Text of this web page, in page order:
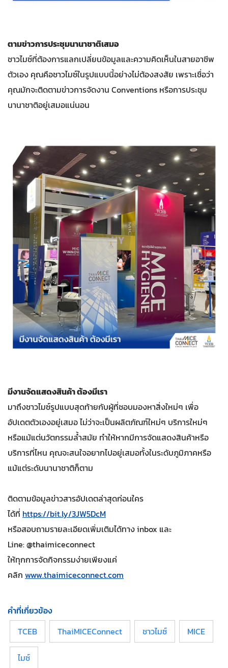
ตามข่าวการประชุมนานาชาติเสมอ
ชาวไมซ์ที่ต้องการแลกเปลี่ยนข้อมูลและความคิดเห็นในสายอาชีพ
ตัวเอง คุณคือชาวไมซ์ในรูปแบบนี้อย่างไม่ต้องสงสัย เพราะเชื่อว่า
คุณมักจะติดตามข่าวการจัดงาน Conventions หรือการประชุม
นานาชาติอยู่เสมอแน่นอน
มีงานจัดแสดงสินค้า ต้องมีเรา
มาถึงชาวไมซ์รูปแบบสุดท้ายกับผู้ที่ชอบมองหาสิ่งใหม่ๆ เพื่อ
อัปเดตตัวเองอยู่เสมอ ไม่ว่าจะเป็นผลิตภัณฑ์ใหม่ๆ บริการใหม่ๆ
หรือแม้แต่นวัตกรรมล้ำสมัย ทำให้หากมีการจัดแสดงสินค้าหรือ
บริการที่ไหน คุณจะสนใจอยากไปอยู่เสมอทั้งในระดับภูมิภาคหรือ
แม้แต่ระดับนานาชาติก็ตาม
ติดตามข้อมูลข่าวสารอัปเดตล่าสุดก่อนใคร
ได้ที่ https://bit.ly/3JW5DcM
หรือสอบถามรายละเอียดเพิ่มเติมได้ทาง inbox และ
Line: @thaimiceconnect
ให้ทุกการจัดกิจกรรมง่ายเพียงแค่
คลิก www.thaimiceconnect.com
คำที่เกี่ยวข้อง
TCEB
ThaiMICEConnect ชาวไมซ์ MICE
ไมซ์